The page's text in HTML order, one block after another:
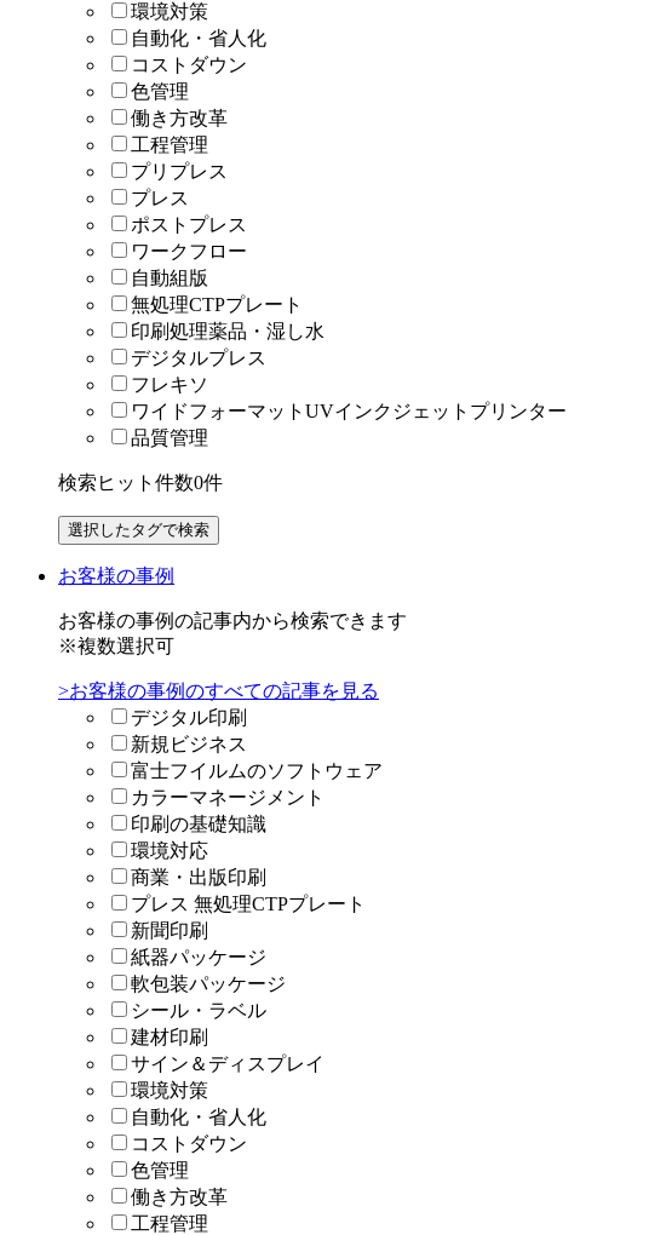
環境対策
自動化・省人化
コストダウン
色管理
働き方改革
工程管理
プリプレス
プレス
ポストプレス
ワークフロー
自動組版
無処理CTPプレート
印刷処理薬品・湿し水
デジタルプレス
フレキソ
ワイドフォーマットUVインクジェットプリンター
品質管理
検索ヒット件数0件
お客様の事例
お客様の事例の記事内から検索できます
※複数選択可
>お客様の事例のすべての記事を見る
デジタル印刷
新規ビジネス
富士フイルムのソフトウェア
カラーマネージメント
印刷の基礎知識
環境対応
商業・出版印刷
プレス 無処理CTPプレート
新聞印刷
紙器パッケージ
軟包装パッケージ
シール・ラベル
建材印刷
サイン＆ディスプレイ
環境対策
自動化・省人化
コストダウン
色管理
働き方改革
工程管理